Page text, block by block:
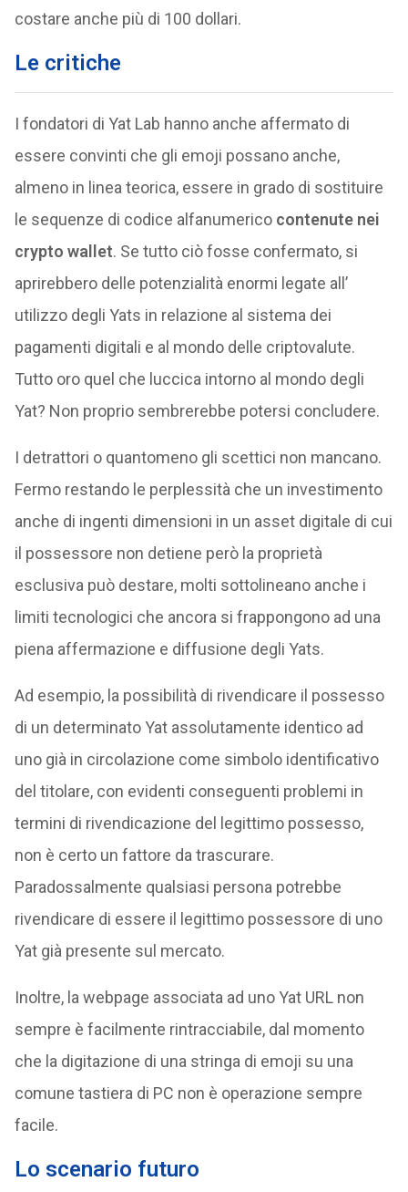
costare anche più di 100 dollari.
Le critiche
I fondatori di Yat Lab hanno anche affermato di
essere convinti che gli emoji possano anche,
almeno in linea teorica, essere in grado di sostituire
le sequenze di codice alfanumerico contenute nei
crypto wallet. Se tutto ciò fosse confermato, si
aprirebbero delle potenzialità enormi legate all’
utilizzo degli Yats in relazione al sistema dei
pagamenti digitali e al mondo delle criptovalute.
Tutto oro quel che luccica intorno al mondo degli
Yat? Non proprio sembrerebbe potersi concludere.
I detrattori o quantomeno gli scettici non mancano.
Fermo restando le perplessità che un investimento
anche di ingenti dimensioni in un asset digitale di cui
il possessore non detiene però la proprietà
esclusiva può destare, molti sottolineano anche i
limiti tecnologici che ancora si frappongono ad una
piena affermazione e diffusione degli Yats.
Ad esempio, la possibilità di rivendicare il possesso
di un determinato Yat assolutamente identico ad
uno già in circolazione come simbolo identificativo
del titolare, con evidenti conseguenti problemi in
termini di rivendicazione del legittimo possesso,
non è certo un fattore da trascurare.
Paradossalmente qualsiasi persona potrebbe
rivendicare di essere il legittimo possessore di uno
Yat già presente sul mercato.
Inoltre, la webpage associata ad uno Yat URL non
sempre è facilmente rintracciabile, dal momento
che la digitazione di una stringa di emoji su una
comune tastiera di PC non è operazione sempre
facile.
Lo scenario futuro